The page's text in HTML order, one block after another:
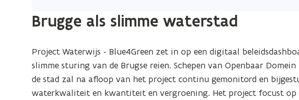
n
t
e
r
)
Brugge als slimme waterstad
Project Waterwijs - Blue4Green zet in op een digitaal
slimme sturing van de Brugse reien. Schepen van Openbaar
de stad zal na afloop van het project continu gemonitord en
waterkwaliteit en kwantiteit en vergroening. Het project focust op